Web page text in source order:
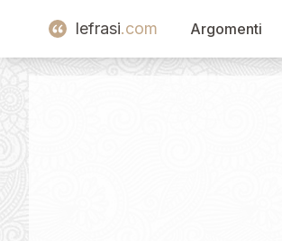
lefrasi.com Argomenti